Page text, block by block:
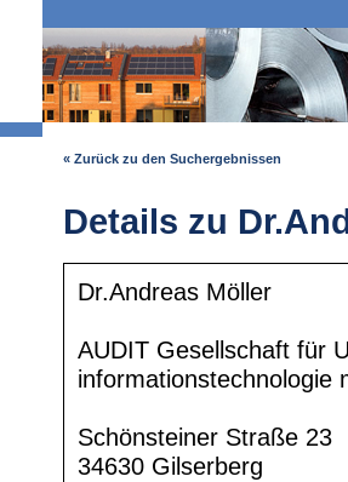
« Zurück zu den Suchergebnissen
Details zu
Dr.Andreas Möller
AUDIT Gesellschaft für
informationstechnologie
Schönsteiner Straße 23
34630 Gilserberg